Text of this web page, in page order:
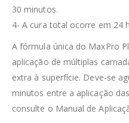
30 minutos.
4- A cura total ocorre em 24
A fórmula única do MaxPro
aplicação de múltiplas
extra à superfície. Deve-se
minutos entre a aplicação
consulte o Manual de